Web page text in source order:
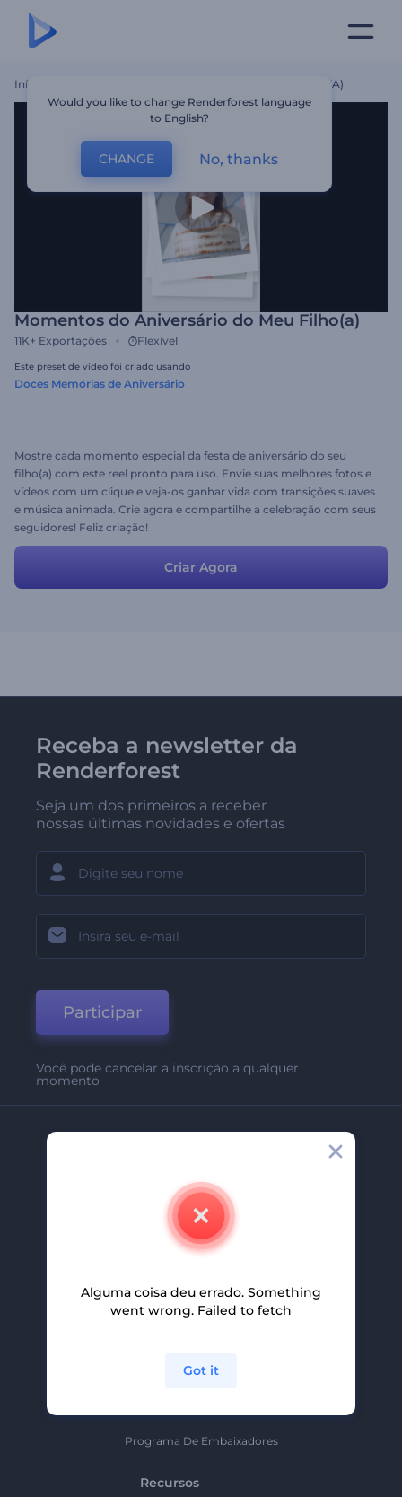
Início Momentos Do Aniversário Do Meu Filho(a)
Momentos do Aniversário do Meu Filho(a)
11K+ Exportações Flexível
Este preset de vídeo foi criado usando
Doces Memórias de Aniversário
Mostre cada momento especial da festa de aniversário do seu
filho(a) com este reel pronto para uso. Envie suas melhores fotos e
vídeos com um clique e veja-os ganhar vida com transições suaves
e música animada. Crie agora e compartilhe a celebração com seus
seguidores! Feliz criação!
Criar Agora
Receba a newsletter da
Renderforest
Seja um dos primeiros a receber
nossas últimas novidades e ofertas
Participar
Você pode cancelar a inscrição a qualquer
momento
Contate-Nos
Carreiras
Programa De Afiliados
Programa De Embaixadores
Recursos
Would you like to change Renderforest language
to English?
CHANGE No, thanks
Alguma coisa deu errado. Something
went wrong. Failed to fetch
Got it